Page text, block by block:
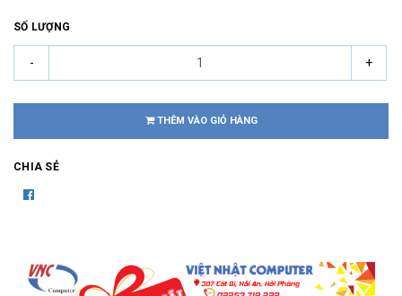
SỐ LƯỢNG
- +
THÊM VÀO GIỎ HÀNG
CHIA SẺ